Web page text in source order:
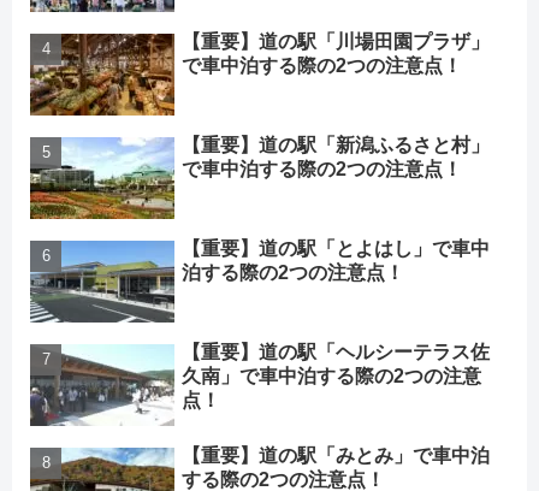
【重要】道の駅「川場田園プラザ」
で車中泊する際の2つの注意点！
【重要】道の駅「新潟ふるさと村」
で車中泊する際の2つの注意点！
【重要】道の駅「とよはし」で車中
泊する際の2つの注意点！
【重要】道の駅「ヘルシーテラス佐
久南」で車中泊する際の2つの注意
点！
【重要】道の駅「みとみ」で車中泊
する際の2つの注意点！